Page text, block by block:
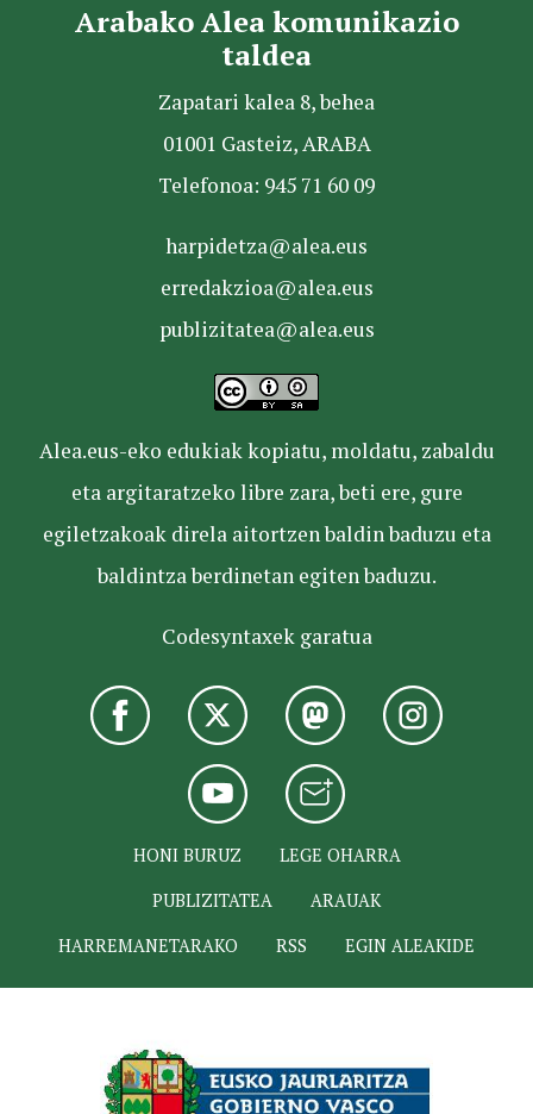
Arabako Alea komunikazio
taldea
Zapatari kalea 8, behea
01001 Gasteiz, ARABA
Telefonoa: 945 71 60 09
harpidetza@alea.eus
erredakzioa@alea.eus
publizitatea@alea.eus
Alea.eus-eko edukiak kopiatu, moldatu, zabaldu
eta argitaratzeko libre zara, beti ere, gure
egiletzakoak direla aitortzen baldin baduzu eta
baldintza berdinetan egiten baduzu.
Codesyntaxek garatua
HONI BURUZ
LEGE OHARRA
PUBLIZITATEA
ARAUAK
HARREMANETARAKO
RSS EGIN ALEAKIDE